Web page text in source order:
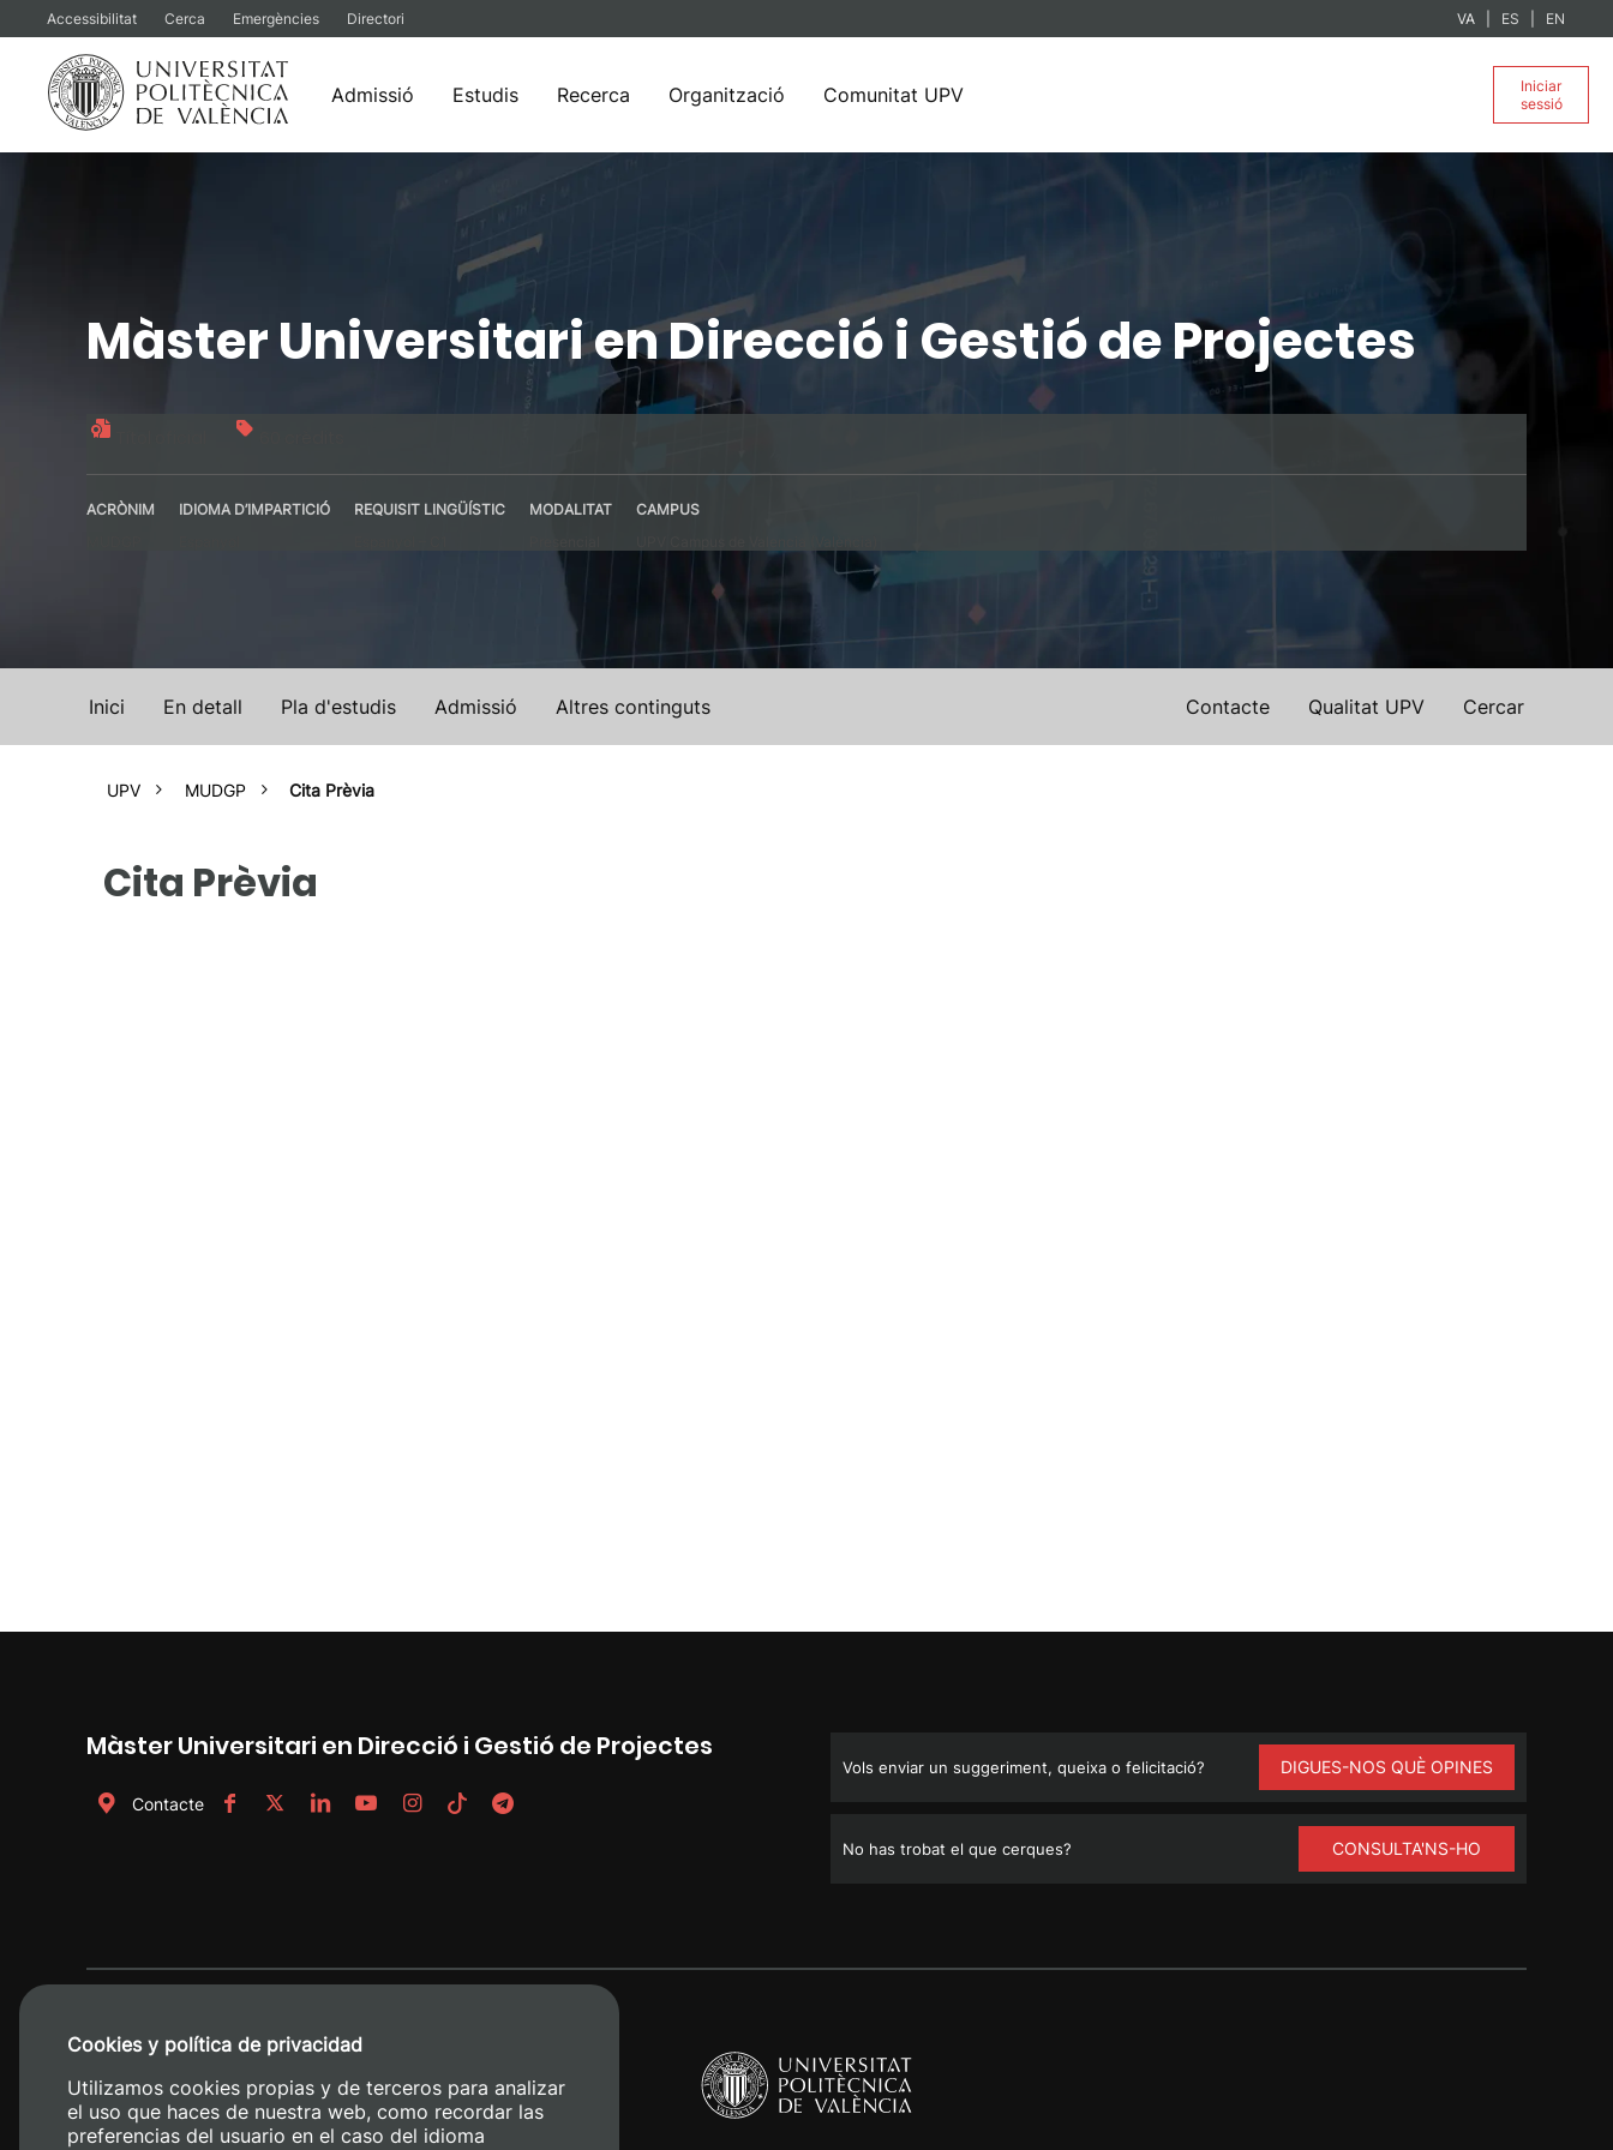
Accessibilitat Cerca Emergències Directori VA ES EN
Admissió Estudis Recerca Organització Comunitat UPV
Iniciar
sessió
Màster Universitari en Direcció i Gestió de Projectes
ACRÒNIM
IDIOMA D’IMPARTICIÓ
REQUISIT LINGÜÍSTIC
MODALITAT
CAMPUS
Inici En detall Pla d'estudis Admissió Altres continguts Cercar
Qualitat UPV
Contacte
UPV MUDGP Cita Prèvia
Cita Prèvia
Màster Universitari en Direcció i Gestió de Projectes
Contacte
Vols enviar un suggeriment, queixa o felicitació? DIGUES-NOS QUÈ OPINES
No has trobat el que cerques? CONSULTA'NS-HO
Cookies y política de privacidad
Utilizamos cookies propias y de terceros para analizar
el uso que haces de nuestra web, como recordar las
preferencias del usuario en el caso del idioma